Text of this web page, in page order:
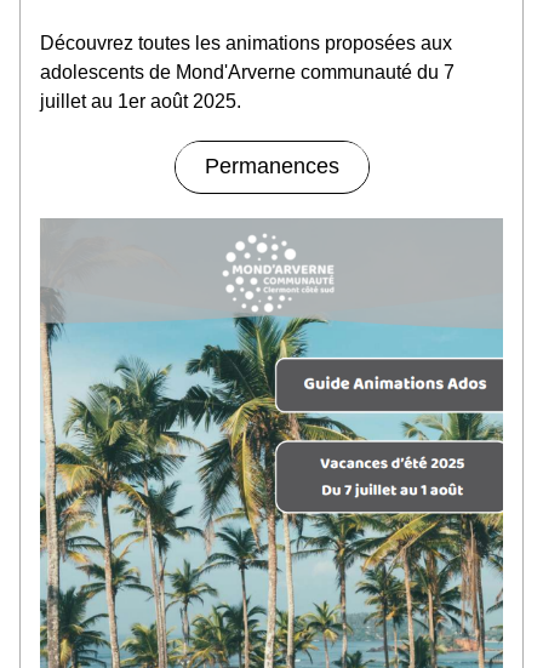
Découvrez toutes les animations proposées aux
adolescents de Mond'Arverne communauté du 7
juillet au 1er août 2025.
Permanences